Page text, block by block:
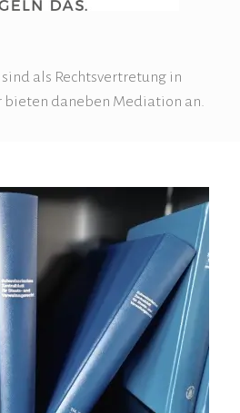
als Rechtsvertretung in
bieten daneben Mediation an.